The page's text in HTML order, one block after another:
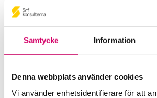
Samtycke Information
Denna webbplats använder cookies
Vi använder enhetsidentifierare för att